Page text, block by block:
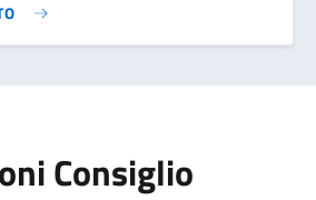
Consiglio